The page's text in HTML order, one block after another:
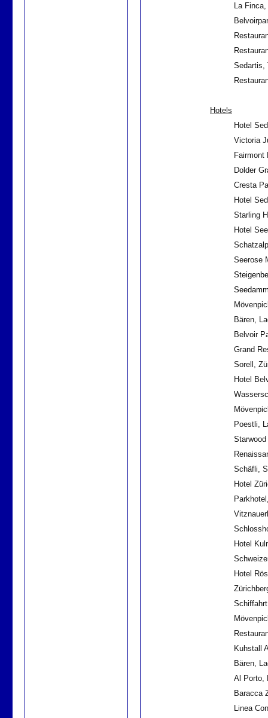
La
Sedartis,
Hotels
Hotel
Victoria
Fairmont
Dolder
Cresta
Hotel
Starling
Hotel
Seerose
Bären,
Belvoir
Grand
Sorell,
Hotel
Poestli,
Schäfli,
Hotel
Hotel
Hotel
Kuhstall
Bären,
Al Porto,
Baracca
Linea